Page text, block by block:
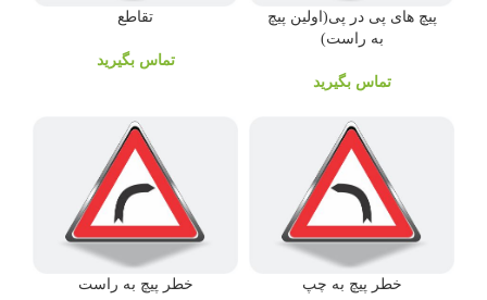
پیچ های پی در پی(اولین پیچ
به راست)
تماس بگیرید
تقاطع
تماس بگیرید
خطر پیچ به چپ خطر پیچ به راست